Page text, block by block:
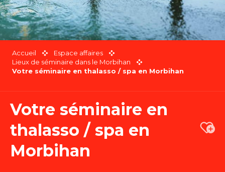
Accueil
Espace affaires
Lieux de séminaire dans le Morbihan
Votre séminaire en thalasso / spa en Morbihan
Votre séminaire en
thalasso / spa en
Morbihan